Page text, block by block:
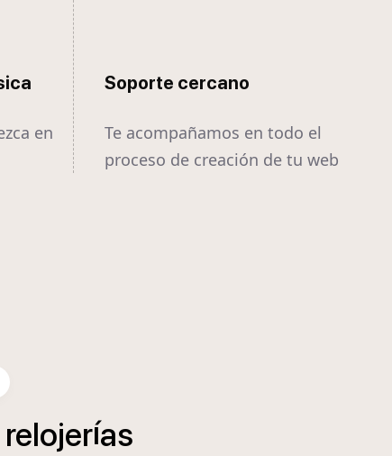
en
Soporte cercano
Te acompañamos en todo el
proceso de creación de tu web
relojerías